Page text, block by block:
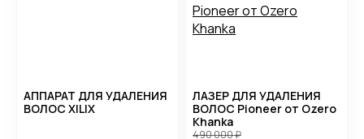
АППАРАТ ДЛЯ УДАЛЕНИЯ
ВОЛОС XILIX
ЛАЗЕР ДЛЯ УДАЛЕНИЯ
ВОЛОС Pioneer от Ozero
Khanka
490 000₽